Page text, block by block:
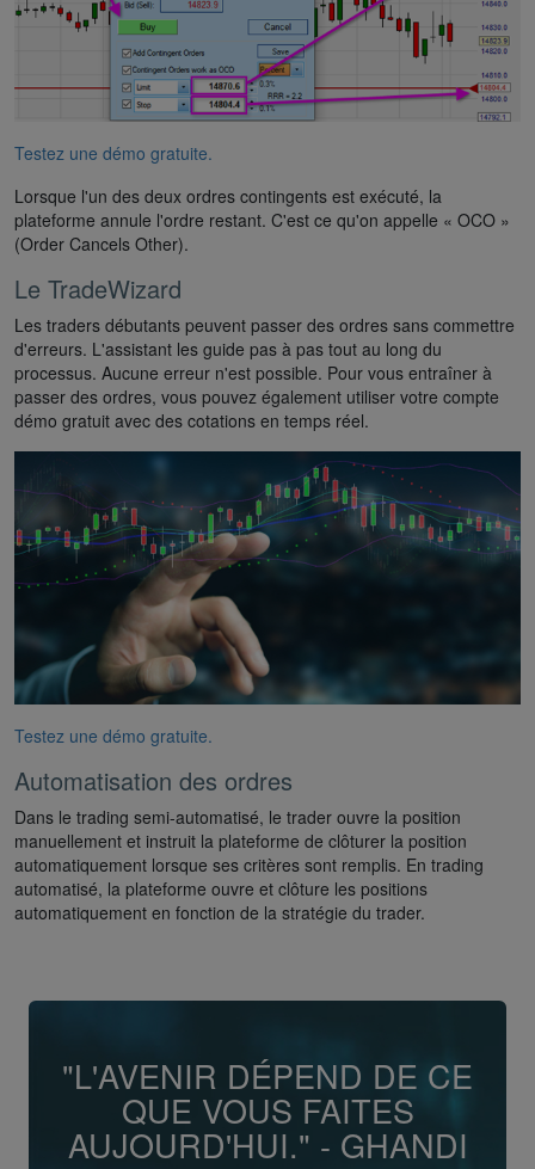
Testez une démo gratuite.
Lorsque l'un des deux ordres contingents est exécuté, la
plateforme annule l'ordre restant. C'est ce qu'on appelle « OCO »
(Order Cancels Other).
Le TradeWizard
Les traders débutants peuvent passer des ordres sans commettre
d'erreurs. L'assistant les guide pas à pas tout au long du
processus. Aucune erreur n'est possible. Pour vous entraîner à
passer des ordres, vous pouvez également utiliser votre compte
démo gratuit avec des cotations en temps réel.
Testez une démo gratuite.
Automatisation des ordres
Dans le trading semi-automatisé, le trader ouvre la position
manuellement et instruit la plateforme de clôturer la position
automatiquement lorsque ses critères sont remplis. En trading
automatisé, la plateforme ouvre et clôture les positions
automatiquement en fonction de la stratégie du trader.
"L'AVENIR DÉPEND DE CE
QUE VOUS FAITES
AUJOURD'HUI." - GHANDI